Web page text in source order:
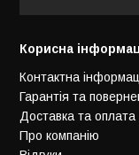
Корисна
Контактна
Гарантія та
Доставка та оплата
Про компанію